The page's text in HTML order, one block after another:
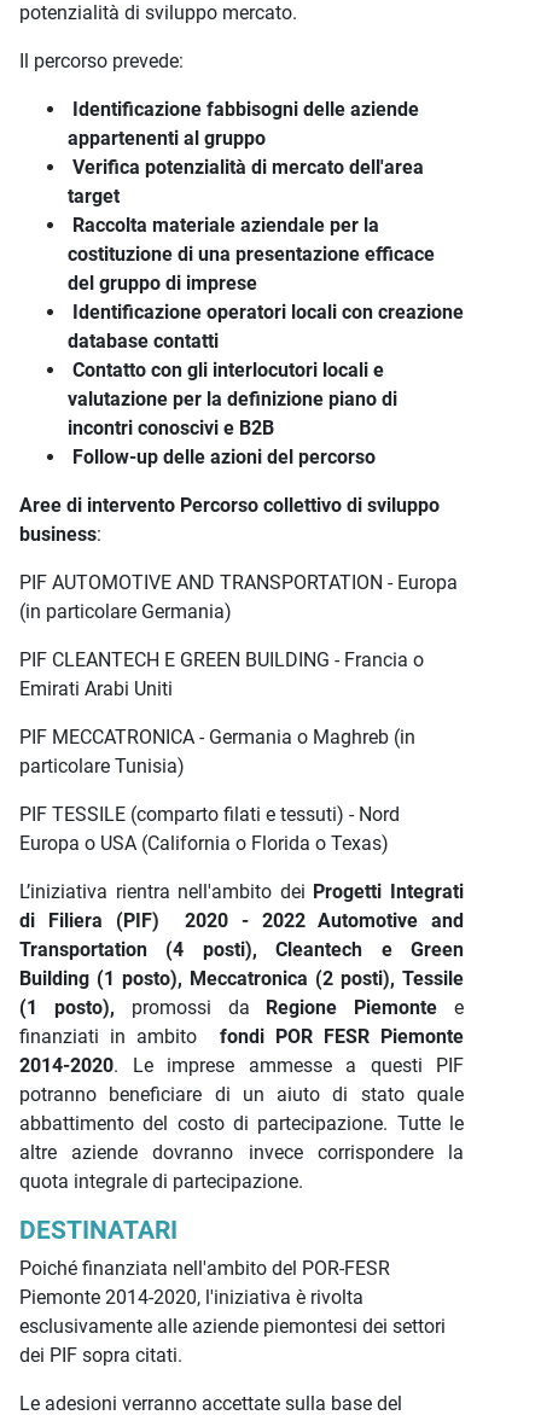
potenzialità di sviluppo mercato.
Il percorso prevede:
Identificazione fabbisogni delle aziende
appartenenti al gruppo
Verifica potenzialità di mercato dell'area
target
Raccolta materiale aziendale per la
costituzione di una presentazione efficace
del gruppo di imprese
Identificazione operatori locali con creazione
database contatti
Contatto con gli interlocutori locali e
valutazione per la definizione piano di
incontri conoscivi e B2B
Follow-up delle azioni del percorso
Aree di intervento Percorso collettivo di sviluppo
business:
PIF AUTOMOTIVE AND TRANSPORTATION - Europa
(in particolare Germania)
PIF CLEANTECH E GREEN BUILDING - Francia o
Emirati Arabi Uniti
PIF MECCATRONICA - Germania o Maghreb (in
particolare Tunisia)
PIF TESSILE (comparto filati e tessuti) - Nord
Europa o USA (California o Florida o Texas)
L’iniziativa rientra nell'ambito dei Progetti Integrati
di Filiera (PIF) 2020 - 2022 Automotive and
Transportation (4 posti), Cleantech e Green
Building (1 posto), Meccatronica (2 posti), Tessile
(1 posto), promossi da Regione Piemonte e
finanziati in ambito fondi POR FESR Piemonte
2014-2020. Le imprese ammesse a questi PIF
potranno beneficiare di un aiuto di stato quale
abbattimento del costo di partecipazione. Tutte le
altre aziende dovranno invece corrispondere la
quota integrale di partecipazione.
DESTINATARI
Poiché finanziata nell'ambito del POR-FESR
Piemonte 2014-2020, l'iniziativa è rivolta
esclusivamente alle aziende piemontesi dei settori
dei PIF sopra citati.
Le adesioni verranno accettate sulla base del